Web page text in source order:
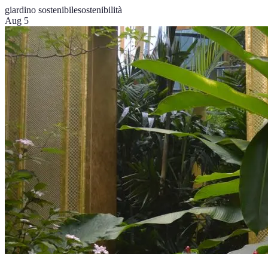
giardino sostenibilesostenibilità
Aug 5